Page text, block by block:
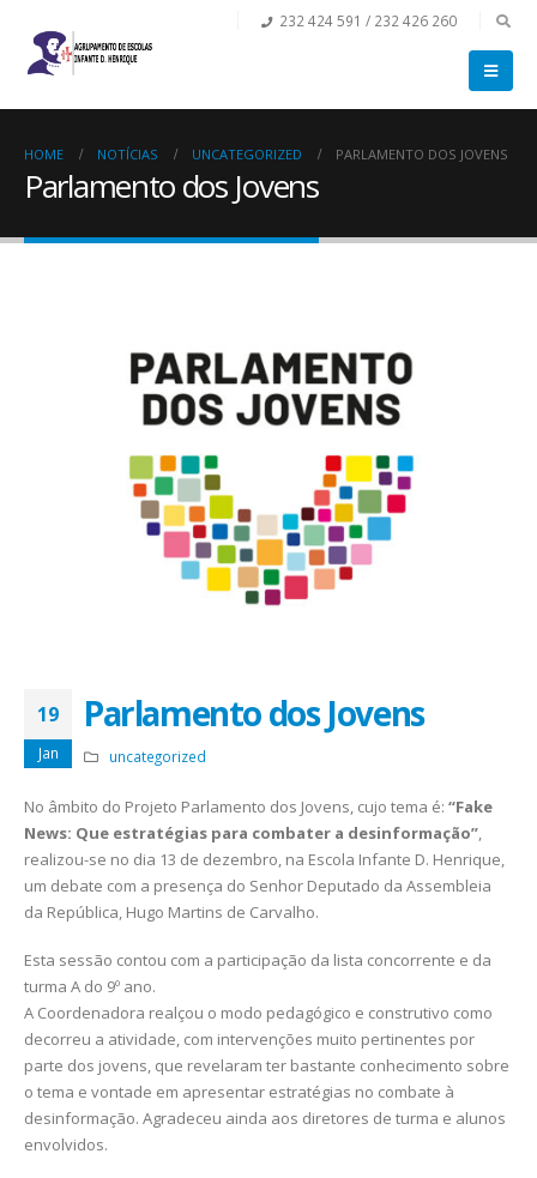
232 424 591 / 232 426 260
HOME NOTÍCIAS UNCATEGORIZED PARLAMENTO DOS JOVENS
Parlamento dos Jovens
19
Jan
Parlamento dos Jovens
uncategorized
No âmbito do Projeto Parlamento dos Jovens, cujo tema é: “Fake
News: Que estratégias para combater a desinformação”,
realizou-se no dia 13 de dezembro, na Escola Infante D. Henrique,
um debate com a presença do Senhor Deputado da Assembleia
da República, Hugo Martins de Carvalho.
Esta sessão contou com a participação da lista concorrente e da
turma A do 9º ano.
A Coordenadora realçou o modo pedagógico e construtivo como
decorreu a atividade, com intervenções muito pertinentes por
parte dos jovens, que revelaram ter bastante conhecimento sobre
o tema e vontade em apresentar estratégias no combate à
desinformação. Agradeceu ainda aos diretores de turma e alunos
envolvidos.